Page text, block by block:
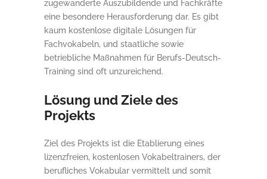
zugewanderte Auszubildende und Fachkräfte
eine besondere Herausforderung dar. Es gibt
kaum kostenlose digitale Lösungen für
Fachvokabeln, und staatliche sowie
betriebliche Maßnahmen für Berufs-Deutsch-
Training sind oft unzureichend.
Lösung und Ziele des
Projekts
Ziel des Projekts ist die Etablierung eines
lizenzfreien, kostenlosen Vokabeltrainers, der
berufliches Vokabular vermittelt und somit